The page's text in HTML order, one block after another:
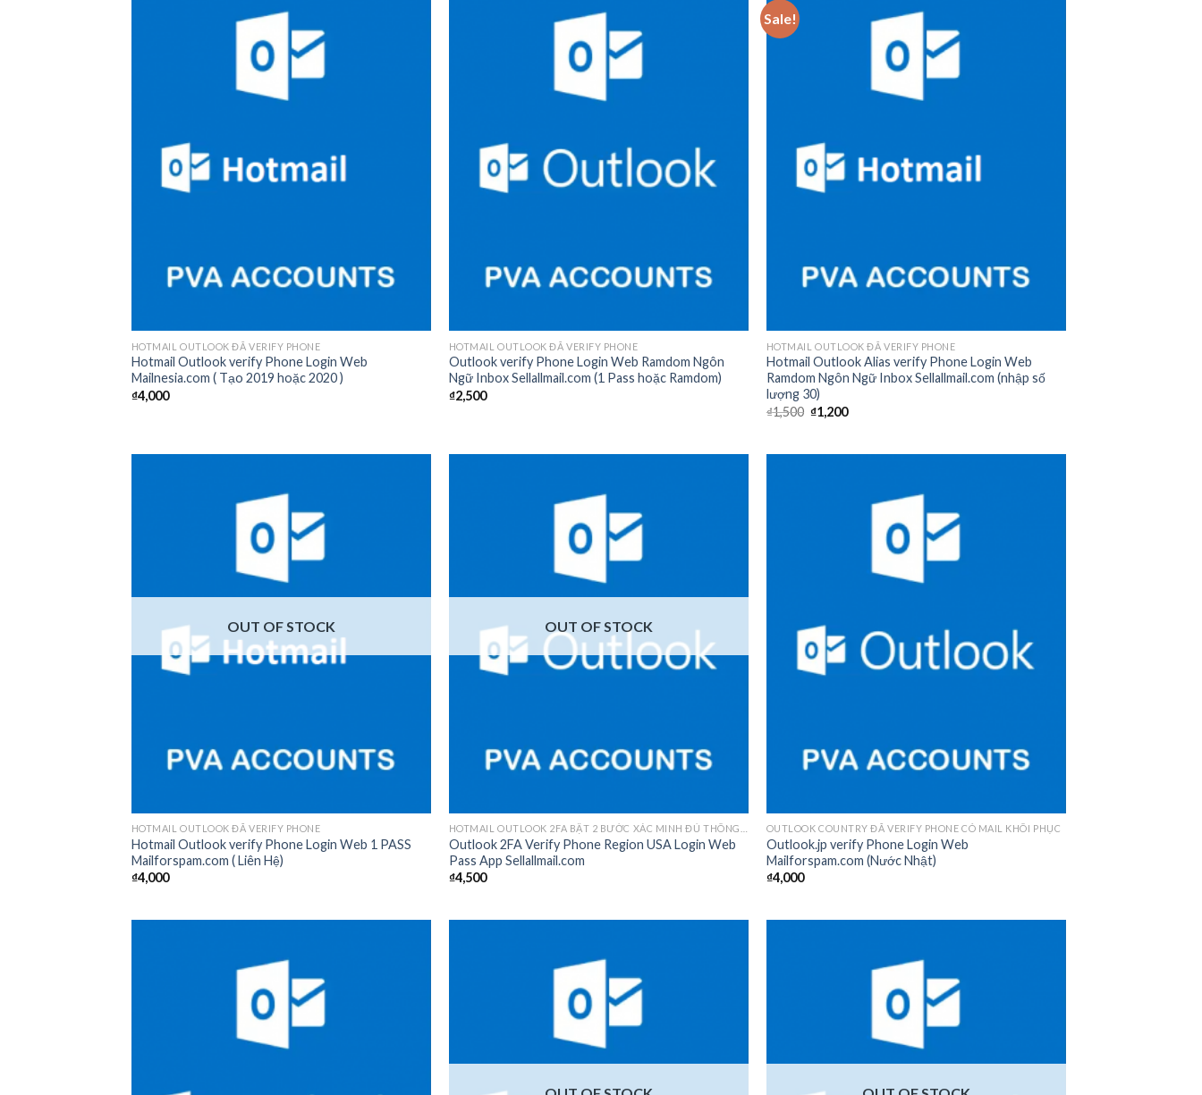
HOTMAIL OUTLOOK ĐÃ VERIFY PHONE
Hotmail Outlook verify Phone Login Web
Mailnesia.com ( Tạo 2019 hoặc 2020 )
₫4,000
HOTMAIL OUTLOOK ĐÃ VERIFY PHONE
Outlook verify Phone Login Web Ramdom Ngôn
Ngữ Inbox Sellallmail.com (1 Pass hoặc Ramdom)
₫2,500
Sale!
HOTMAIL OUTLOOK ĐÃ VERIFY PHONE
Hotmail Outlook Alias verify Phone Login Web
Ramdom Ngôn Ngữ Inbox Sellallmail.com (nhập số
lượng 30)
₫1,500 ₫1,200
OUT OF STOCK
HOTMAIL OUTLOOK ĐÃ VERIFY PHONE
Hotmail Outlook verify Phone Login Web 1 PASS
Mailforspam.com ( Liên Hệ)
₫4,000
OUT OF STOCK
Outlook 2FA Verify Phone Region USA Login Web
Pass App Sellallmail.com
₫4,500
OUTLOOK COUNTRY ĐÃ VERIFY PHONE CÓ MAIL KHÔI PHỤC
Outlook.jp verify Phone Login Web
Mailforspam.com (Nước Nhật)
₫4,000